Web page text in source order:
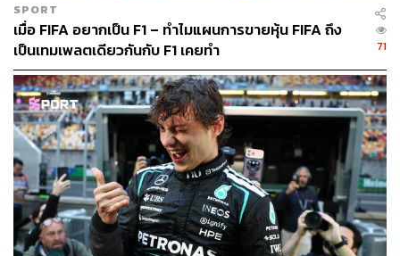
อ้างอิง:
https://www.mclaren.com/racing/partners/sega/mclar
en-announce-partnership-with-sonic-the-hedgehog/
SPORT
เมื่อ FIFA อยากเป็น F1 – ทำไมแผนการขายหุ้น FIFA ถึง
เป็นเทมเพลตเดียวกันกับ F1 เคยทำ
71